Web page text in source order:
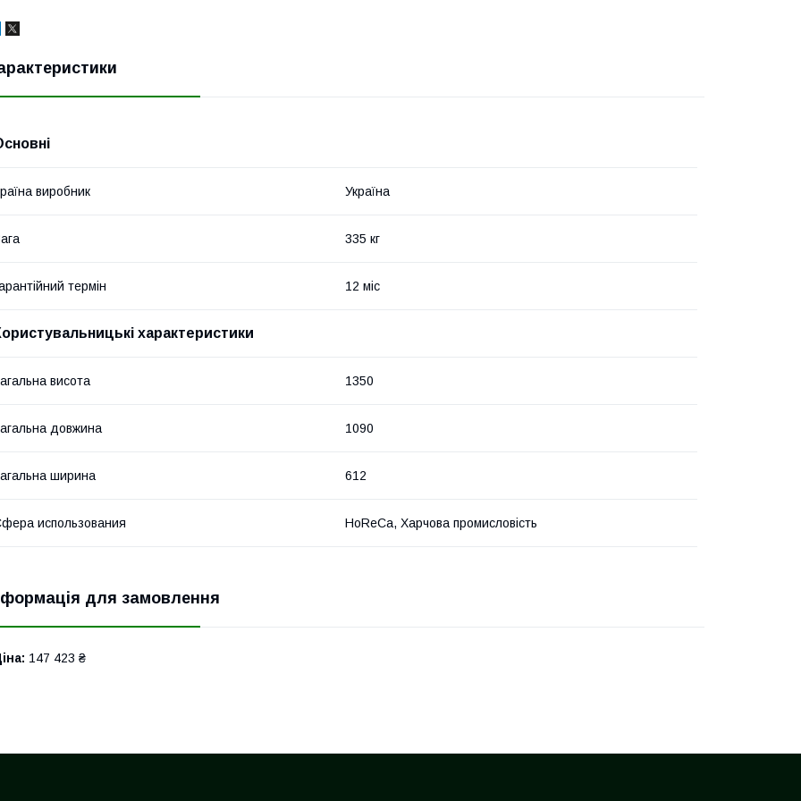
виробник Україна
335 кг
термін 12 міс
характеристики
висота 1350
довжина 1090
ширина 612
использования HoReCa, Харчова промисловість
для замовлення
147 423 ₴